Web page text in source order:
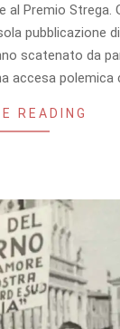
al Premio Strega.
pubblicazione
scatenato da
accesa polemica
READING